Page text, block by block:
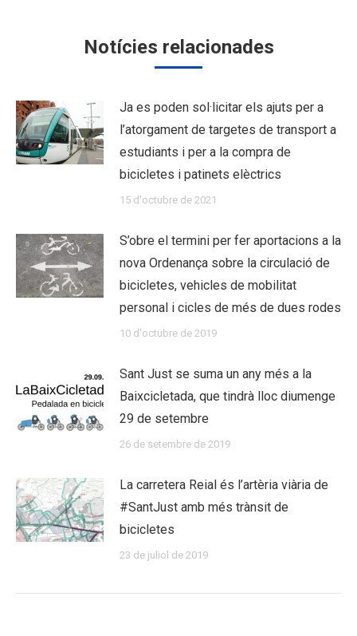
Notícies relacionades
Ja es poden sol·licitar els ajuts per a
l’atorgament de targetes de transport a
estudiants i per a la compra de
bicicletes i patinets elèctrics
15 d'octubre de 2021
S’obre el termini per fer aportacions a la
nova Ordenança sobre la circulació de
bicicletes, vehicles de mobilitat
personal i cicles de més de dues rodes
10 d'octubre de 2019
Sant Just se suma un any més a la
Baixcicletada, que tindrà lloc diumenge
29 de setembre
26 de setembre de 2019
La carretera Reial és l’artèria viària de
#SantJust amb més trànsit de
bicicletes
23 de juliol de 2019